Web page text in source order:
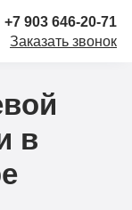
+7 903 646-20-71
Заказать звонок
в